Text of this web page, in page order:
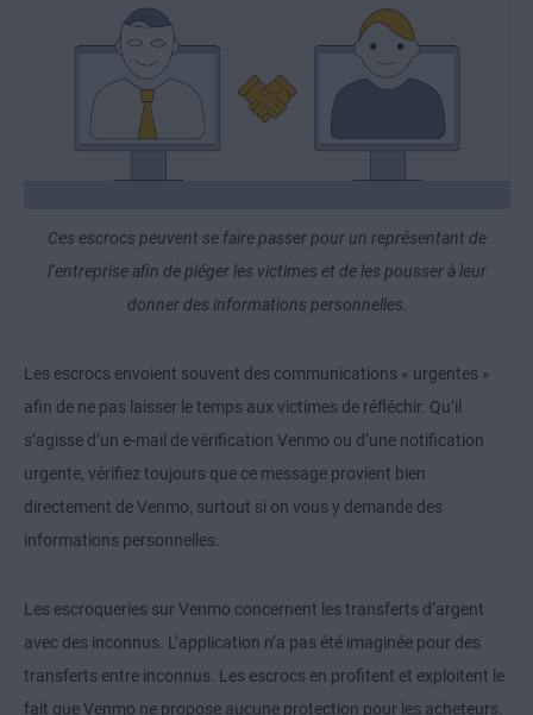
Ces escrocs peuvent se faire passer pour un représentant de
l’entreprise afin de piéger les victimes et de les pousser à leur
donner des informations personnelles.
Les escrocs envoient souvent des communications « urgentes »
afin de ne pas laisser le temps aux victimes de réfléchir. Qu’il
s’agisse d’un e-mail de vérification Venmo ou d’une notification
urgente, vérifiez toujours que ce message provient bien
directement de Venmo, surtout si on vous y demande des
informations personnelles.
Les escroqueries sur Venmo concernent les transferts d’argent
avec des inconnus. L’application n’a pas été imaginée pour des
transferts entre inconnus. Les escrocs en profitent et exploitent le
fait que Venmo ne propose aucune protection pour les acheteurs.